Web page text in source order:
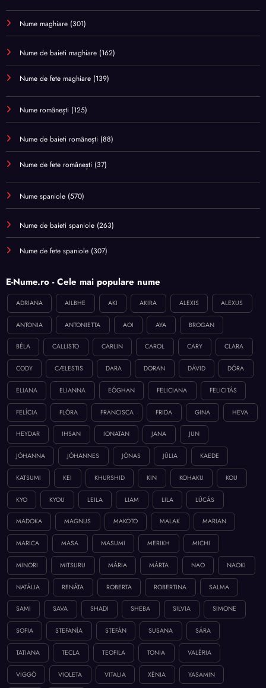
Nume maghiare (301)
Nume de baieti maghiare (162)
Nume de fete maghiare (139)
Nume românești (125)
Nume de baieti românești (88)
Nume de fete românești (37)
Nume spaniole (570)
Nume de baieti spaniole (263)
Nume de fete spaniole (307)
E-Nume.ro - Cele mai populare nume
ADRIANA AILBHE AKI AKIRA ALEXIS ALEXUS
ANTONIA ANTONIETTA AOI AYA BROGAN
BÉLA CALLISTO CARLIN CAROL CARY CLARA
CODY CÆLESTIS DARA DORAN DÁVID DÓRA
ELIANA ELIANNA EÓGHAN FELICIANA FELICITÁS
FELÍCIA FLÓRA FRANCISCA FRIDA GINA HEVA
HEYDAR IHSAN IONATAN JANA JUN
JÓHANNA JÓHANNES JÓNAS JÚLIA KAEDE
KATSUMI KEI KHURSHID KIN KOHAKU KOU
KYO KYOU LEILA LIAM LILA LÚCÁS
MADOKA MAGNUS MAKOTO MALAK MARIAN
MARICA MASA MASUMI MERIKH MICHI
MINORI MITSURU MÁRIA MÁRTA NAO NAOKI
NATÁLIA RENÁTA ROBERTA ROBERTINA SALMA
SAMI SAVA SHADI SHEBA SILVIA SIMONE
SOFIA STEFANÍA STEFÁN SUSANA SÁRA
TATIANA TECLA TEOFILA TONIA VALÉRIA
VIGGÓ VIOLETA VITALIA XÉNIA YASAMIN